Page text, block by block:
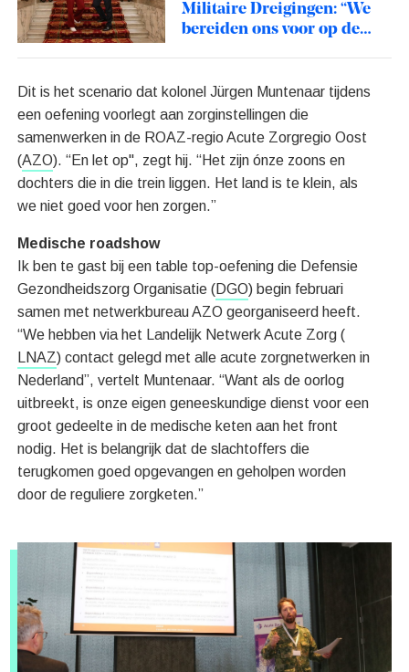
Militaire Dreigingen: “We
bereiden ons voor op de
Dit is het scenario dat kolonel Jürgen Muntenaar tijdens
een oefening voorlegt aan zorginstellingen die
samenwerken in de ROAZ-regio Acute Zorgregio Oost
(AZO). “En let op", zegt hij. “Het zijn ónze zoons en
dochters die in die trein liggen. Het land is te klein, als
we niet goed voor hen zorgen.”
Medische roadshow
Ik ben te gast bij een table top-oefening die Defensie
Gezondheidszorg Organisatie (DGO) begin februari
samen met netwerkbureau AZO georganiseerd heeft.
“We hebben via het Landelijk Netwerk Acute Zorg (
LNAZ) contact gelegd met alle acute zorgnetwerken in
Nederland”, vertelt Muntenaar. “Want als de oorlog
uitbreekt, is onze eigen geneeskundige dienst voor een
groot gedeelte in de medische keten aan het front
nodig. Het is belangrijk dat de slachtoffers die
terugkomen goed opgevangen en geholpen worden
door de reguliere zorgketen.”